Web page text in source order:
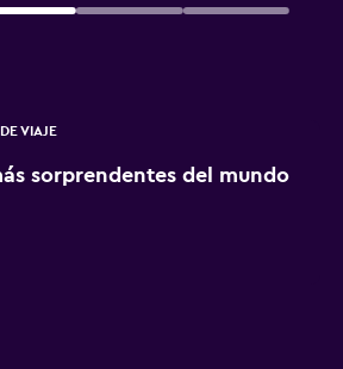
VIAJE
sorprendentes del mundo